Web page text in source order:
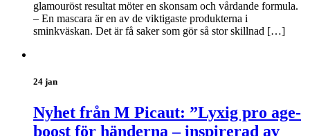
glamouröst resultat möter en skonsam och vårdande formula.
– En mascara är en av de viktigaste produkterna i
sminkväskan. Det är få saker som gör så stor skillnad […]
24 jan
Nyhet från M Picaut: ”Lyxig pro age-
boost för händerna – inspirerad av